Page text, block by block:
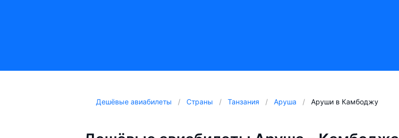
Дешёвые авиабилеты Страны Танзания Аруша Аруши в Камбоджу